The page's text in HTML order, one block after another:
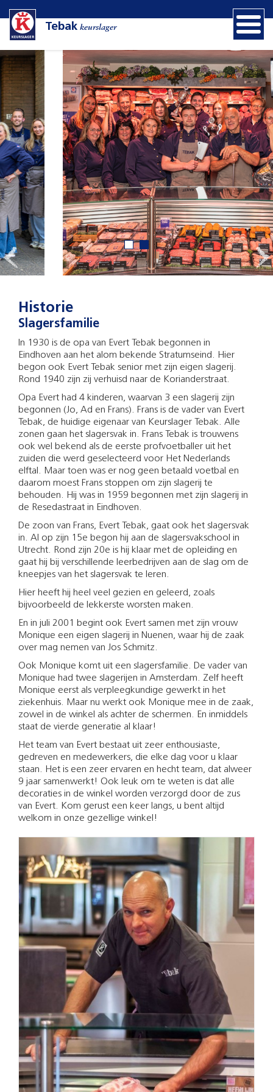
Tebakkeurslager
Historie
Slagersfamilie
In 1930 is de opa van Evert Tebak begonnen in
Eindhoven aan het alom bekende Stratumseind. Hier
begon ook Evert Tebak senior met zijn eigen slagerij.
Rond 1940 zijn zij verhuisd naar de Korianderstraat.
Opa Evert had 4 kinderen, waarvan 3 een slagerij zijn
begonnen (Jo, Ad en Frans). Frans is de vader van Evert
Tebak, de huidige eigenaar van Keurslager Tebak. Alle
zonen gaan het slagersvak in. Frans Tebak is trouwens
ook wel bekend als de eerste profvoetballer uit het
zuiden die werd geselecteerd voor Het Nederlands
elftal. Maar toen was er nog geen betaald voetbal en
daarom moest Frans stoppen om zijn slagerij te
behouden. Hij was in 1959 begonnen met zijn slagerij in
de Resedastraat in Eindhoven.
De zoon van Frans, Evert Tebak, gaat ook het slagersvak
in. Al op zijn 15e begon hij aan de slagersvakschool in
Utrecht. Rond zijn 20e is hij klaar met de opleiding en
gaat hij bij verschillende leerbedrijven aan de slag om de
kneepjes van het slagersvak te leren.
Hier heeft hij heel veel gezien en geleerd, zoals
bijvoorbeeld de lekkerste worsten maken.
En in juli 2001 begint ook Evert samen met zijn vrouw
Monique een eigen slagerij in Nuenen, waar hij de zaak
over mag nemen van Jos Schmitz.
Ook Monique komt uit een slagersfamilie. De vader van
Monique had twee slagerijen in Amsterdam. Zelf heeft
Monique eerst als verpleegkundige gewerkt in het
ziekenhuis. Maar nu werkt ook Monique mee in de zaak,
zowel in de winkel als achter de schermen. En inmiddels
staat de vierde generatie al klaar!
Het team van Evert bestaat uit zeer enthousiaste,
gedreven en medewerkers, die elke dag voor u klaar
staan. Het is een zeer ervaren en hecht team, dat alweer
9 jaar samenwerkt! Ook leuk om te weten is dat alle
decoraties in de winkel worden verzorgd door de zus
van Evert. Kom gerust een keer langs, u bent altijd
welkom in onze gezellige winkel!